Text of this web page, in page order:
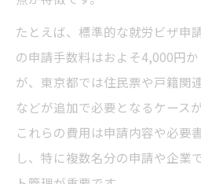
ビザ申請費用の内訳
就労ビザ取得時の費
行政書士を活用した
複数ビザ申請におけ
ン法
東京都でのビザ申請
たとえば、標準的な就労ビザ申
の申請手数料はおよそ4,000円
が、東京都では住民票や戸籍関
などが追加で必要となるケース
これらの費用は申請内容や必要
し、特に複数名分の申請や企業